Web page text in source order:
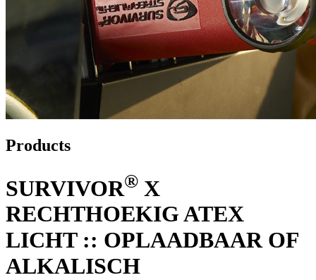
Products
SURVIVOR® X
RECHTHOEKIG ATEX
LICHT :: OPLAADBAAR OF
ALKALISCH